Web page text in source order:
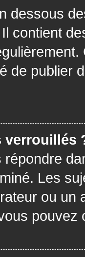
dessous
contient
de publier
verrouillés
Les
ou un